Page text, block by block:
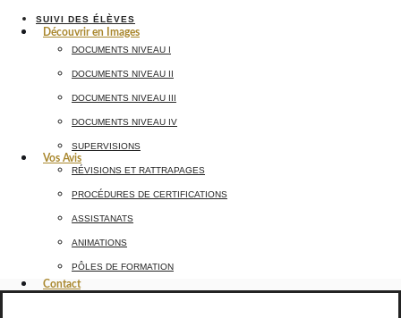
Découvrir en Images
Vos Avis
Contact
SUIVI DES ÉLÈVES
DOCUMENTS NIVEAU I
DOCUMENTS NIVEAU II
DOCUMENTS NIVEAU III
DOCUMENTS NIVEAU IV
SUPERVISIONS
RÉVISIONS ET RATTRAPAGES
PROCÉDURES DE CERTIFICATIONS
ASSISTANATS
ANIMATIONS
PÔLES DE FORMATION